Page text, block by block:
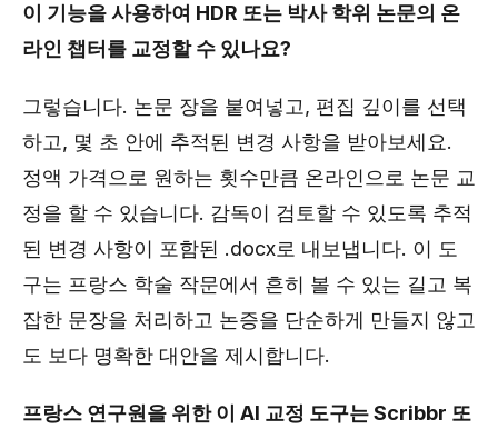
이 기능을 사용하여 HDR 또는 박사 학위 논문의 온
라인 챕터를 교정할 수 있나요?
그렇습니다. 논문 장을 붙여넣고, 편집 깊이를 선택
하고, 몇 초 안에 추적된 변경 사항을 받아보세요.
정액 가격으로 원하는 횟수만큼 온라인으로 논문 교
정을 할 수 있습니다. 감독이 검토할 수 있도록 추적
된 변경 사항이 포함된 .docx로 내보냅니다. 이 도
구는 프랑스 학술 작문에서 흔히 볼 수 있는 길고 복
잡한 문장을 처리하고 논증을 단순하게 만들지 않고
도 보다 명확한 대안을 제시합니다.
프랑스 연구원을 위한 이 AI 교정 도구는 Scribbr 또